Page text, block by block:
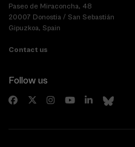
Paseo de Miraconcha, 48
20007 Donostia / San Sebastián
Gipuzkoa, Spain
Contact us
Follow us